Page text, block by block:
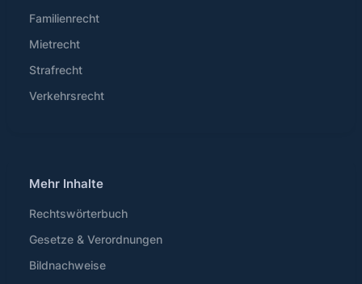
Familienrecht
Mietrecht
Strafrecht
Verkehrsrecht
Mehr Inhalte
Rechtswörterbuch
Gesetze & Verordnungen
Bildnachweise